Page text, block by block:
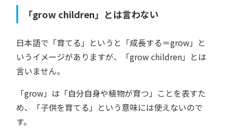
「grow children」とは言わない
日本語で「育てる」というと「成長する＝grow」と
いうイメージがありますが、「grow children」とは
言いません。
「grow」は「自分自身や植物が育つ」ことを表すた
め、「子供を育てる」という意味には使えないので
す。